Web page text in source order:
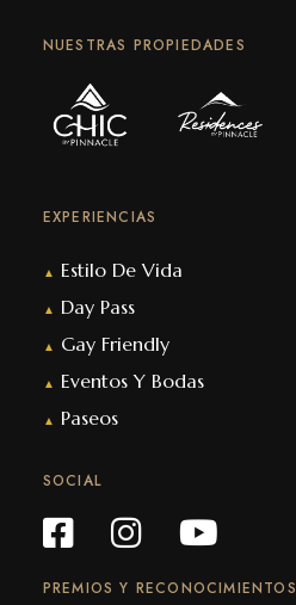
NUESTRAS PROPIEDADES
EXPERIENCIAS
▲ Estilo De Vida
▲ Day Pass
▲ Gay Friendly
▲ Eventos Y Bodas
▲ Paseos
SOCIAL
PREMIOS Y RECONOCIMIENTOS